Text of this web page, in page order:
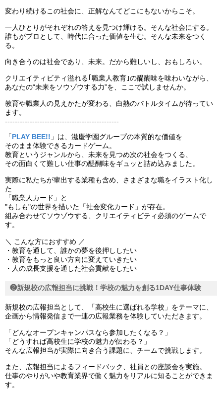
変わり続けるこの社会に、正解なんてどこにもないからこそ。
一人ひとりがそれぞれの答えを見つけ輝ける。そんな社会にする。
誰もがプロとして、時代に合った価値を生む。そんな未来をつく
る。
向き合うのは社会であり、未来。だから難しいし、おもしろい。
クリエイティビティ溢れる｢職業人教育｣の醍醐味を味わいながら、
あなたの“未来をソウゾウする力”を、ここで試しませんか。
教育や職業人の見えかたが変わる、白熱のバトルタイムが待ってい
ます。
----------------------------------------------
「PLAY BEE!! 」は、滋慶学園グループの本質的な価値を
そのまま体験できるカードゲーム。
教育というジャンルから、未来を見つめ次の社会をつくる、
その面白くて難しい仕事の醍醐味をギュッと詰め込みました。
実際に私たちが輩出する業種も含め、さまざまな職をイラスト化し
た
「職業人カード」と
"もしも"の世界を描いた「社会変化カード」が存在。
組み合わせてソウゾウする、クリエイティビティ必須のゲームで
す。
＼ こんな方におすすめ ／
・教育を通して、誰かの夢を後押ししたい
・教育をもっと良い方向に変えていきたい
・人の成長支援を通した社会貢献をしたい
❷新規校の広報担当に挑戦！学校の魅力を創る1DAY仕事体験
新規校の広報担当として、「高校生に選ばれる学校」をテーマに、
企画から情報発信まで一連の広報業務を体験していただきます。
「どんなオープンキャンパスなら参加したくなる？」
「どうすれば高校生に学校の魅力が伝わる？」
そんな広報担当が実際に向き合う課題に、チームで挑戦します。
また、広報担当によるフィードバック、社員との座談会を実施。
仕事のやりがいや教育業界で働く魅力をリアルに知ることができま
す。